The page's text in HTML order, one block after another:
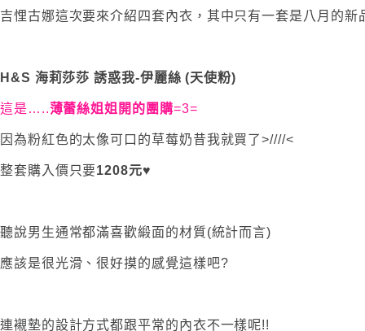
吉悝古娜這次要來介紹四套內衣，其中只有一套是八月的新
H&S 海莉莎莎 誘惑我-伊麗絲 (天使粉)
這是…..薄蕾絲姐姐開的團購=3=
因為粉紅色的太像可口的草莓奶昔我就買了>////<
整套購入價只要1208元♥
聽說男生通常都滿喜歡緞面的材質(統計而言)
應該是很光滑、很好摸的感覺這樣吧?
連襯墊的設計方式都跟平常的內衣不一樣呢!!